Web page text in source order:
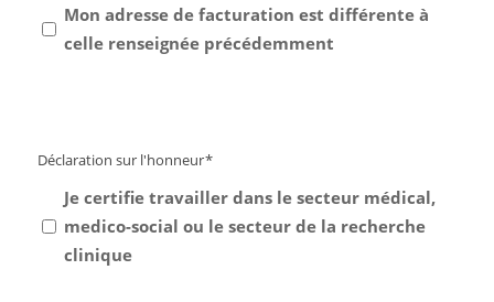
Mon adresse de facturation est différente à
celle renseignée précédemment
Déclaration sur l'honneur*
Je certifie travailler dans le secteur médical,
medico-social ou le secteur de la recherche
clinique